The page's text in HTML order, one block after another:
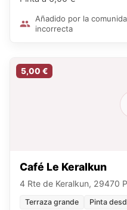
Añadido por la
incorrecta
5,00 €
Café Le Keralkun
4 Rte de Keralkun, 29470
Terraza grande Pinta